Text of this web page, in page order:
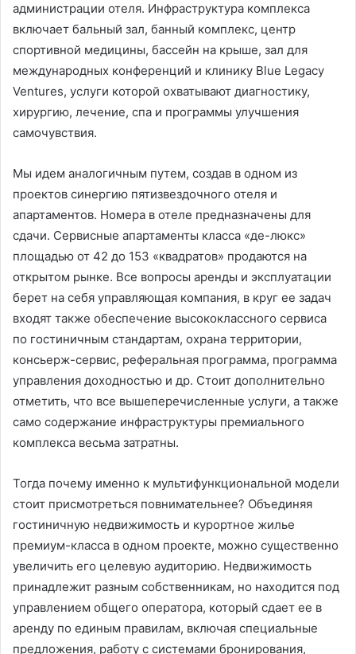
администрации отеля. Инфраструктура комплекса
включает бальный зал, банный комплекс, центр
спортивной медицины, бассейн на крыше, зал для
международных конференций и клинику Blue Legacy
Ventures, услуги которой охватывают диагностику,
хирургию, лечение, спа и программы улучшения
самочувствия.
Мы идем аналогичным путем, создав в одном из
проектов синергию пятизвездочного отеля и
апартаментов. Номера в отеле предназначены для
сдачи. Сервисные апартаменты класса «де-люкс»
площадью от 42 до 153 «квадратов» продаются на
открытом рынке. Все вопросы аренды и эксплуатации
берет на себя управляющая компания, в круг ее задач
входят также обеспечение высококлассного сервиса
по гостиничным стандартам, охрана территории,
консьерж-сервис, реферальная программа, программа
управления доходностью и др. Стоит дополнительно
отметить, что все вышеперечисленные услуги, а также
само содержание инфраструктуры премиального
комплекса весьма затратны.
Тогда почему именно к мультифункциональной модели
стоит присмотреться повнимательнее? Объединяя
гостиничную недвижимость и курортное жилье
премиум-класса в одном проекте, можно существенно
увеличить его целевую аудиторию. Недвижимость
принадлежит разным собственникам, но находится под
управлением общего оператора, который сдает ее в
аренду по единым правилам, включая специальные
предложения, работу с системами бронирования,